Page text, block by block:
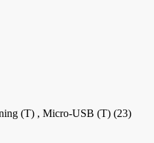
(T) , Micro-USB (T) (23)